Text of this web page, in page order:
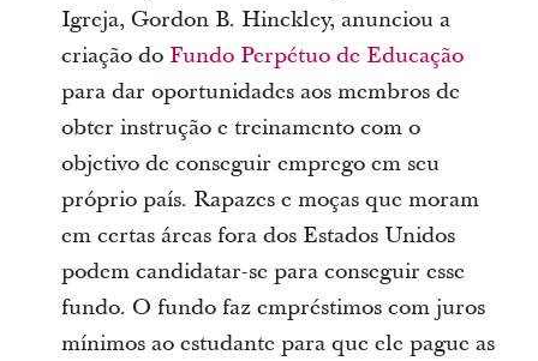
Igreja, Gordon B. Hinckley, anunciou a
criação do Fundo Perpétuo de Educação
para dar oportunidades aos membros de
obter instrução e treinamento com o
objetivo de conseguir emprego em seu
próprio país. Rapazes e moças que moram
em certas áreas fora dos Estados Unidos
podem candidatar-se para conseguir esse
fundo. O fundo faz empréstimos com juros
mínimos ao estudante para que ele pague as